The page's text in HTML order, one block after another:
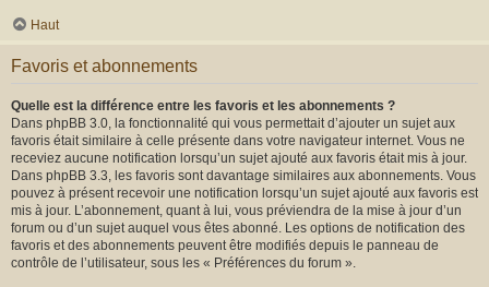
Haut
Favoris et abonnements
Quelle est la différence entre les favoris et les abonnements ?
Dans phpBB 3.0, la fonctionnalité qui vous permettait d’ajouter un sujet aux
favoris était similaire à celle présente dans votre navigateur internet. Vous ne
receviez aucune notification lorsqu’un sujet ajouté aux favoris était mis à jour.
Dans phpBB 3.3, les favoris sont davantage similaires aux abonnements. Vous
pouvez à présent recevoir une notification lorsqu’un sujet ajouté aux favoris est
mis à jour. L’abonnement, quant à lui, vous préviendra de la mise à jour d’un
forum ou d’un sujet auquel vous êtes abonné. Les options de notification des
favoris et des abonnements peuvent être modifiés depuis le panneau de
contrôle de l’utilisateur, sous les « Préférences du forum ».